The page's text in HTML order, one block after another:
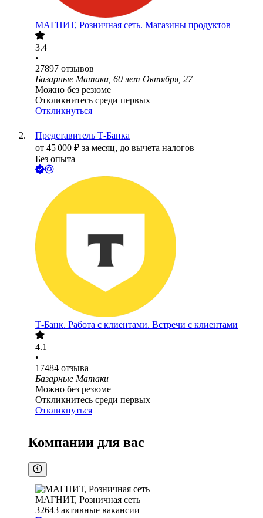
МАГНИТ, Розничная сеть. Магазины продуктов
3.4
•
27897 отзывов
Базарные Матаки, 60 лет Октября, 27
Можно без резюме
Откликнитесь среди первых
Откликнуться
Представитель Т-Банка
от 45 000 ₽ за месяц, до вычета налогов
Без опыта
Т-Банк. Работа с клиентами. Встречи с клиентами
4.1
•
17484 отзыва
Базарные Матаки
Можно без резюме
Откликнитесь среди первых
Откликнуться
Компании для вас
МАГНИТ, Розничная сеть
32643 активные вакансии